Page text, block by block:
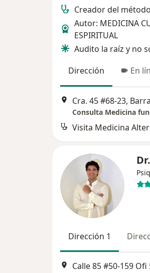
Creador del método
Autor: MEDICINA
ESPIRITUAL
Audito la raíz y no
Dirección
En
Cra. 45 #68-23,
Visita Medicina
Dirección 1